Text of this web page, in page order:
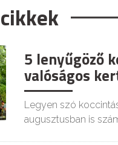
5 lenyűgöző
valóságos
Legyen szó
augusztusban is